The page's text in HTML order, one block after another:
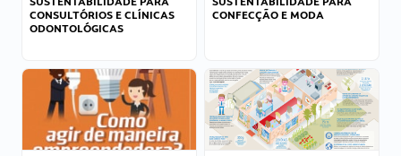
CONSULTÓRIOS E CLÍNICAS
ODONTOLÓGICAS
CONFECÇÃO E MODA